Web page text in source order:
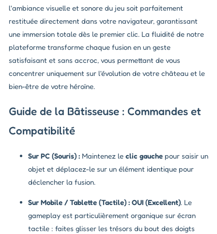
l'ambiance visuelle et sonore du jeu soit parfaitement
restituée directement dans votre navigateur, garantissant
une immersion totale dès le premier clic. La fluidité de notre
plateforme transforme chaque fusion en un geste
satisfaisant et sans accroc, vous permettant de vous
concentrer uniquement sur l'évolution de votre château et le
bien-être de votre héroïne.
Guide de la Bâtisseuse : Commandes et
Compatibilité
Sur PC (Souris) : Maintenez le clic gauche pour saisir un
objet et déplacez-le sur un élément identique pour
déclencher la fusion.
Sur Mobile / Tablette (Tactile) : OUI (Excellent). Le
gameplay est particulièrement organique sur écran
tactile : faites glisser les trésors du bout des doigts